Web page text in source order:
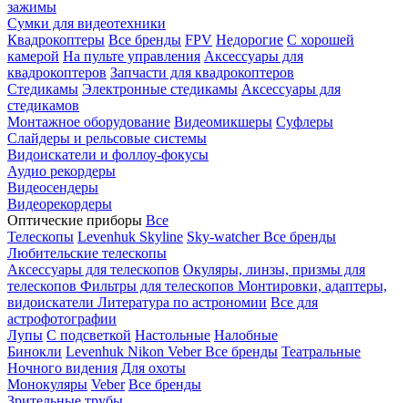
зажимы
Сумки для видеотехники
Квадрокоптеры Все бренды FPV Недорогие С хорошей
камерой На пульте управления Аксессуары для
квадрокоптеров Запчасти для квадрокоптеров
Стедикамы Электронные стедикамы Аксессуары для
стедикамов
Монтажное оборудование Видеомикшеры Суфлеры
Слайдеры и рельсовые системы
Видоискатели и фоллоу-фокусы
Аудио рекордеры
Видеосендеры
Видеорекордеры
Оптические приборы Все
Телескопы Levenhuk Skyline Sky-watcherВсе бренды
Любительские телескопы
Аксессуары для телескопов Окуляры, линзы, призмы для
телескопов Фильтры для телескопов Монтировки, адаптеры,
видоискатели Литература по астрономии Все для
астрофотографии
Лупы С подсветкой Настольные Налобные
Бинокли Levenhuk Nikon VeberВсе бренды Театральные
Ночного видения Для охоты
Монокуляры Veber Все бренды